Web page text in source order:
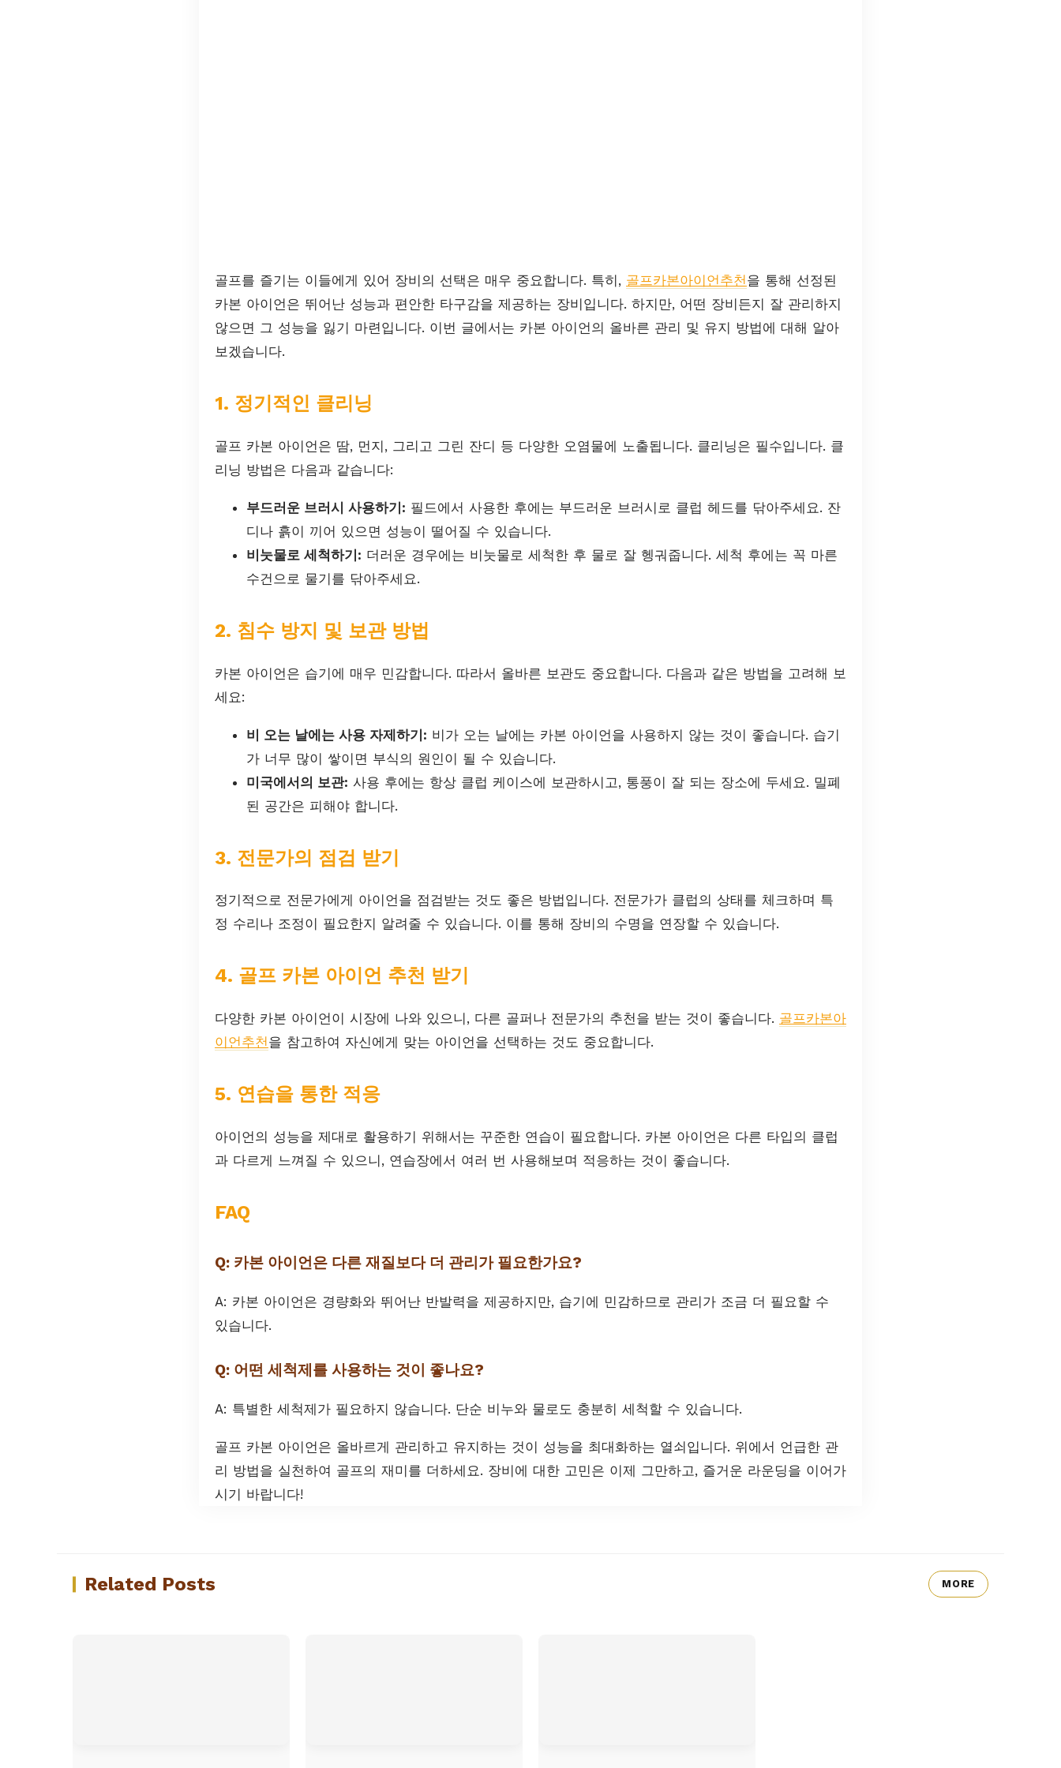
골프를 즐기는 이들에게 있어 장비의 선택은 매우 중요합니다. 특히, 골프카본아이언추천을 통해 선정된
카본 아이언은 뛰어난 성능과 편안한 타구감을 제공하는 장비입니다. 하지만, 어떤 장비든지 잘 관리하지
않으면 그 성능을 잃기 마련입니다. 이번 글에서는 카본 아이언의 올바른 관리 및 유지 방법에 대해 알아
보겠습니다.
1. 정기적인 클리닝
골프 카본 아이언은 땀, 먼지, 그리고 그린 잔디 등 다양한 오염물에 노출됩니다. 클리닝은 필수입니다. 클
리닝 방법은 다음과 같습니다:
부드러운 브러시 사용하기: 필드에서 사용한 후에는 부드러운 브러시로 클럽 헤드를 닦아주세요. 잔
디나 흙이 끼어 있으면 성능이 떨어질 수 있습니다.
비눗물로 세척하기: 더러운 경우에는 비눗물로 세척한 후 물로 잘 헹궈줍니다. 세척 후에는 꼭 마른
수건으로 물기를 닦아주세요.
2. 침수 방지 및 보관 방법
카본 아이언은 습기에 매우 민감합니다. 따라서 올바른 보관도 중요합니다. 다음과 같은 방법을 고려해 보
세요:
비 오는 날에는 사용 자제하기: 비가 오는 날에는 카본 아이언을 사용하지 않는 것이 좋습니다. 습기
가 너무 많이 쌓이면 부식의 원인이 될 수 있습니다.
미국에서의 보관: 사용 후에는 항상 클럽 케이스에 보관하시고, 통풍이 잘 되는 장소에 두세요. 밀폐
된 공간은 피해야 합니다.
3. 전문가의 점검 받기
정기적으로 전문가에게 아이언을 점검받는 것도 좋은 방법입니다. 전문가가 클럽의 상태를 체크하며 특
정 수리나 조정이 필요한지 알려줄 수 있습니다. 이를 통해 장비의 수명을 연장할 수 있습니다.
4. 골프 카본 아이언 추천 받기
다양한 카본 아이언이 시장에 나와 있으니, 다른 골퍼나 전문가의 추천을 받는 것이 좋습니다. 골프카본아
이언추천을 참고하여 자신에게 맞는 아이언을 선택하는 것도 중요합니다.
5. 연습을 통한 적응
아이언의 성능을 제대로 활용하기 위해서는 꾸준한 연습이 필요합니다. 카본 아이언은 다른 타입의 클럽
과 다르게 느껴질 수 있으니, 연습장에서 여러 번 사용해보며 적응하는 것이 좋습니다.
FAQ
Q: 카본 아이언은 다른 재질보다 더 관리가 필요한가요?
A: 카본 아이언은 경량화와 뛰어난 반발력을 제공하지만, 습기에 민감하므로 관리가 조금 더 필요할 수
있습니다.
Q: 어떤 세척제를 사용하는 것이 좋나요?
A: 특별한 세척제가 필요하지 않습니다. 단순 비누와 물로도 충분히 세척할 수 있습니다.
골프 카본 아이언은 올바르게 관리하고 유지하는 것이 성능을 최대화하는 열쇠입니다. 위에서 언급한 관
리 방법을 실천하여 골프의 재미를 더하세요. 장비에 대한 고민은 이제 그만하고, 즐거운 라운딩을 이어가
시기 바랍니다!
Related Posts MORE